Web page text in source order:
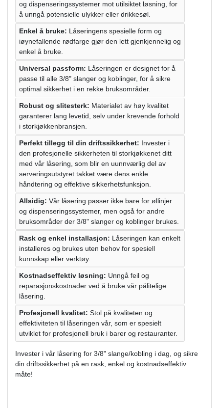
og dispenseringssystemer mot utilsiktet løsning, for
å unngå potensielle ulykker eller drikkesøl.
Enkel å bruke: Låseringens spesielle form og
iøynefallende rødfarge gjør den lett gjenkjennelig og
enkel å bruke.
Universal passform: Låseringen er designet for å
passe til alle 3/8" slanger og koblinger, for å sikre
optimal sikkerhet i en rekke bruksområder.
Robust og slitesterk: Materialet av høy kvalitet
garanterer lang levetid, selv under krevende forhold
i storkjøkkenbransjen.
Perfekt tillegg til din driftssikkerhet: Invester i
den profesjonelle sikkerheten til storkjøkkenet ditt
med vår låsering, som blir en uunnværlig del av
serveringsutstyret takket være dens enkle
håndtering og effektive sikkerhetsfunksjon.
Allsidig: Vår låsering passer ikke bare for øllinjer
og dispenseringssystemer, men også for andre
bruksområder der 3/8" slanger og koblinger brukes.
Rask og enkel installasjon: Låseringen kan enkelt
installeres og brukes uten behov for spesiell
kunnskap eller verktøy.
Kostnadseffektiv løsning: Unngå feil og
reparasjonskostnader ved å bruke vår pålitelige
låsering.
Profesjonell kvalitet: Stol på kvaliteten og
effektiviteten til låseringen vår, som er spesielt
utviklet for profesjonell bruk i barer og restauranter.
Invester i vår låsering for 3/8" slange/kobling i dag, og sikre
din driftssikkerhet på en rask, enkel og kostnadseffektiv
måte!